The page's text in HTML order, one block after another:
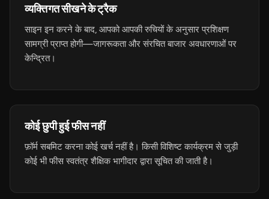
व्यक्तिगत सीखने के ट्रैक
साइन इन करने के बाद, आपको आपकी रुचियों के अनुसार प्रशिक्षण
सामग्री प्राप्त होगी—जागरूकता और संरचित बाजार अवधारणाओं पर
केन्द्रित।
कोई छुपी हुई फीस नहीं
फ़ॉर्म सबमिट करना कोई खर्च नहीं है। किसी विशिष्ट कार्यक्रम से जुड़ी
कोई भी फीस स्वतंत्र शैक्षिक भागीदार द्वारा सूचित की जाती है।